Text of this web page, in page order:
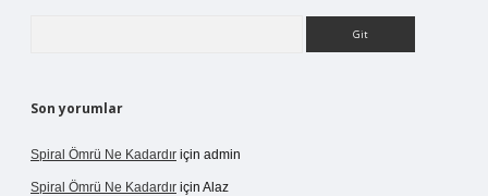
Son yorumlar
Spiral Ömrü Ne Kadardır için admin
Spiral Ömrü Ne Kadardır için Alaz